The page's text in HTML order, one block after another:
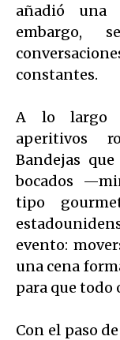
añadió una
embargo,
constantes.
A lo largo
aperitivos
Bandejas
bocados
tipo
evento:
una cena
para que todo
Con el paso